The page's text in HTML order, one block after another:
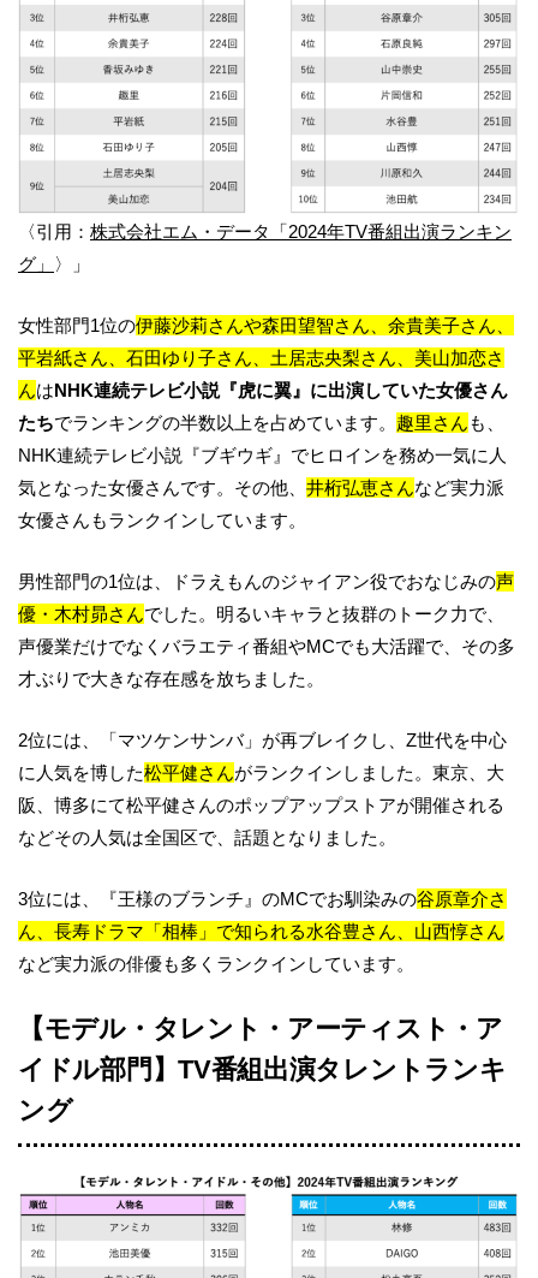
〈引用： 株式会社エム・データ「2024年TV番組出演ランキン
グ」
〉」
女性部門1位の伊藤沙莉さんや森田望智さん、余貴美子さん、
平岩紙さん、石田ゆり子さん、土居志央梨さん、美山加恋さ
んはNHK連続テレビ小説『虎に翼』に出演していた女優さん
たちでランキングの半数以上を占めています。 趣里さんも、
NHK連続テレビ小説『ブギウギ』でヒロインを務め一気に人
気となった女優さんです。その他、 井桁弘恵さんなど実力派
女優さんもランクインしています。
男性部門の1位は、ドラえもんのジャイアン役でおなじみの声
優・木村昴さんでした。明るいキャラと抜群のトーク力で、
声優業だけでなくバラエティ番組やMCでも大活躍で、その多
才ぶりで大きな存在感を放ちました。
2位には、「マツケンサンバ」が再ブレイクし、Z世代を中心
に人気を博した松平健さんがランクインしました。東京、大
阪、博多にて松平健さんのポップアップストアが開催される
などその人気は全国区で、話題となりました。
3位には、『王様のブランチ』のMCでお馴染みの谷原章介さ
ん、長寿ドラマ「相棒」で知られる水谷豊さん、山西惇さん
など実力派の俳優も多くランクインしています。
【モデル・タレント・アーティスト・ア
イドル部門】TV番組出演タレントランキ
ング